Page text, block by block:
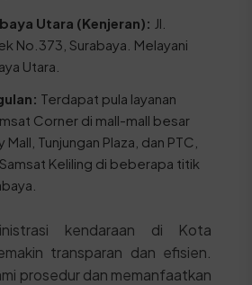
Utara (Kenjeran): Jl.
No.373, Surabaya. Melayani
Utara.
Terdapat pula layanan
Corner di mall-mall besar
Tunjungan Plaza, dan PTC,
Keliling di beberapa titik
kendaraan di Kota
transparan dan efisien.
prosedur dan memanfaatkan